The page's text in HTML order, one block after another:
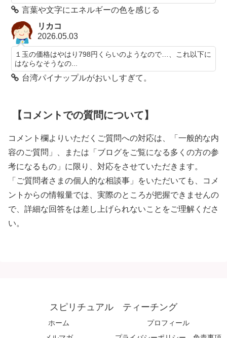
言葉や文字にエネルギーの色を感じる
リカコ
2026.05.03
１玉の価格はやはり798円くらいのようなので…、これ以下に
はならなそうなの...
台湾パイナップルがおいしすぎて。
【コメントでの質問について】
コメント欄よりいただくご質問への対応は、「一般的な内
容のご質問」、または「ブログをご覧になる多くの方の参
考になるもの」に限り、対応をさせていただきます。
「ご質問者さまの個人的な相談事」をいただいても、コメ
ントからの情報量では、実際のところが把握できませんの
で、詳細な回答をは差し上げられないことをご理解くださ
い。
スピリチュアル ティーチング
ホーム
プロフィール